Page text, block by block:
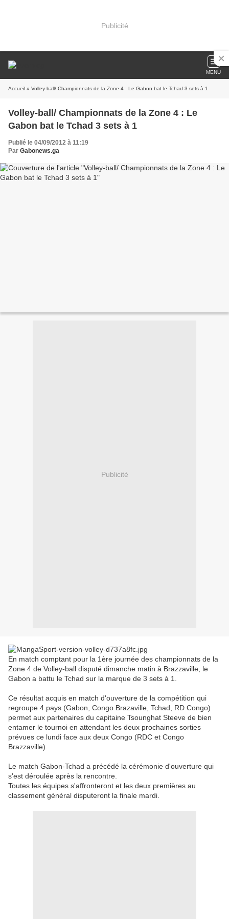
Publicité
MENU
Accueil » Volley-ball/ Championnats de la Zone 4 : Le Gabon bat le Tchad 3 sets à 1
Volley-ball/ Championnats de la Zone 4 : Le
Gabon bat le Tchad 3 sets à 1
Publié le 04/09/2012 à 11:19
Par Gabonews.ga
Publicité
En match comptant pour la 1ère journée des championnats de la
Zone 4 de Volley-ball disputé dimanche matin à Brazzaville, le
Gabon a battu le Tchad sur la marque de 3 sets à 1.
Ce résultat acquis en match d'ouverture de la compétition qui
regroupe 4 pays (Gabon, Congo Brazaville, Tchad, RD Congo)
permet aux partenaires du capitaine Tsounghat Steeve de bien
entamer le tournoi en attendant les deux prochaines sorties
prévues ce lundi face aux deux Congo (RDC et Congo
Brazzaville).
Le match Gabon-Tchad a précédé la cérémonie d'ouverture qui
s'est déroulée après la rencontre.
Toutes les équipes s'affronteront et les deux premières au
classement général disputeront la finale mardi.